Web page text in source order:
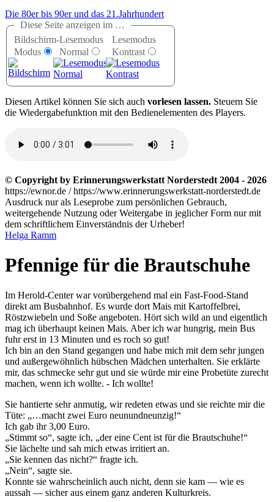
Die 80er bis 90er und das 21.Jahrhundert
Diese Seite anzeigen im …
Bildschirm-
Modus
Lesemodus
Normal
Lesemodus
Kontrast
Diesen Artikel können Sie sich auch vorlesen lassen. Steuern Sie
die Wiedergabefunktion mit den Bedienelementen des Players.
© Copyright by Erinnerungswerkstatt Norderstedt 2004 - 2026
https://ewnor.de / https://www.erinnerungswerkstatt-norderstedt.de
Ausdruck nur als Leseprobe zum persönlichen Gebrauch,
weitergehende Nutzung oder Weitergabe in jeglicher Form nur mit
dem schriftlichem Einverständnis der Urheber!
Helga Ramm
Pfennige für die Brautschuhe
Im Herold-Center war vorübergehend mal ein Fast-Food-Stand
direkt am Busbahnhof. Es wurde dort Mais mit Kartoffelbrei,
Röstzwiebeln und Soße angeboten. Hört sich wild an und eigentlich
mag ich überhaupt keinen Mais. Aber ich war hungrig, mein Bus
fuhr erst in 13 Minuten und es roch so gut!
Ich bin an den Stand gegangen und habe mich mit dem sehr jungen
und außergewöhnlich hübschen Mädchen unterhalten. Sie erklärte
mir, das schmecke sehr gut und sie würde mir eine Probetüte zurecht
machen, wenn ich wollte. - Ich wollte!
Sie hantierte sehr anmutig, wir redeten etwas und sie reichte mir die
Tüte:
…macht zwei Euro neunundneunzig!
Ich gab ihr 3,00 Euro.
Stimmt so , sagte ich,
der eine Cent ist für die Brautschuhe!
Sie lächelte und sah mich etwas irritiert an.
Sie kennen das nicht?
fragte ich.
Nein , sagte sie.
Konnte sie wahrscheinlich auch nicht, denn sie kam — wie es
aussah — sicher aus einem ganz anderen Kulturkreis.